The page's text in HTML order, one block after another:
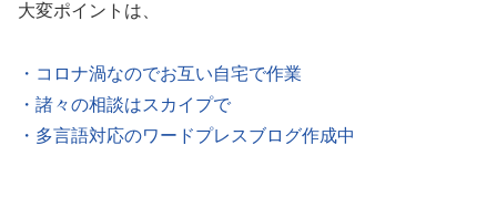
大変ポイントは、
・コロナ渦なのでお互い自宅で作業
・諸々の相談はスカイプで
・多言語対応のワードプレスブログ作成中